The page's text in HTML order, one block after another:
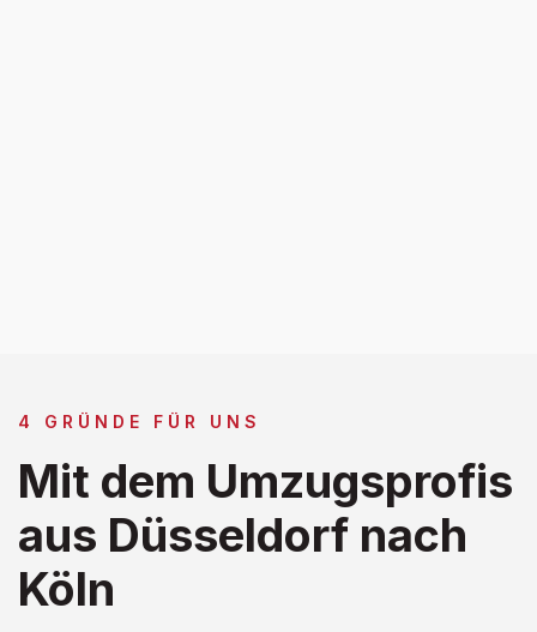
4 GRÜNDE FÜR UNS
Mit dem Umzugsprofis
aus Düsseldorf nach
Köln